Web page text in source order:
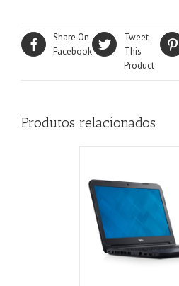
Share On
Facebook
Tweet
This
Product
Produtos relacionados